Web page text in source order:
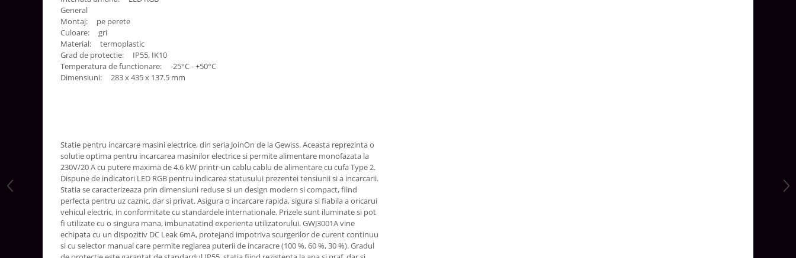
Gama Legrand Niloe
Panasonic Arkedia Slim
Aparataj Modular
Bticino Living NOW
Bticino AXOLUTE AIR
Doze de Pardoseala
Doze de Pardoseala Universale
Incara Legrand
Iluminat Interior
Aplice - Plafoniere
General
Montaj: pe perete
Culoare: gri
Material: termoplastic
Grad de protectie: IP55, IK10
Temperatura de functionare: -25°C - +50°C
Dimensiuni: 283 x 435 x 137.5 mm
Statie pentru incarcare masini electrice, din seria JoinOn de la Gewiss. Aceasta reprezinta o
solutie optima pentru incarcarea masinilor electrice si permite alimentare monofazata la
230V/20 A cu putere maxima de 4.6 kW printr-un cablu cablu de alimentare cu cufa Type 2.
Dispune de indicatori LED RGB pentru indicarea statusului prezentei tensiunii si a incarcarii.
Statia se caracterizeaza prin dimensiuni reduse si un design modern si compact, fiind
perfecta pentru uz caznic, dar si privat. Asigura o incarcare rapida, sigura si fiabila a oricarui
vehicul electric, in conformitate cu standardele internationale. Prizele sunt iluminate si pot
fi utilizate cu o singura mana, imbunatatind experienta utilizatorului. GWJ3001A vine
echipata cu un dispozitiv DC Leak 6mA, protejand impotriva scurgerilor de curent continuu
si cu selector manual care permite reglarea puterii de incaracre (100 %, 60 %, 30 %). Gradul